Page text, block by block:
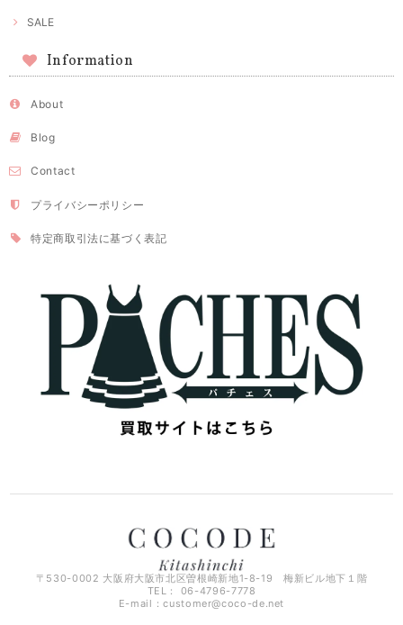
SALE
Information
About
Blog
Contact
プライバシーポリシー
特定商取引法に基づく表記
〒530-0002 大阪府大阪市北区曽根崎新地1-8-19 梅新ビル地下１階
TEL： 06-4796-7778
E-mail：customer@coco-de.net